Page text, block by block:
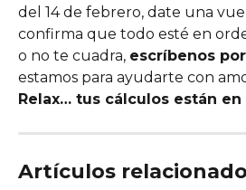
del 14 de febrero, date una
confirma que todo esté en
o no te cuadra, escríbenos
estamos para ayudarte con
Relax… tus cálculos están en
Artículos